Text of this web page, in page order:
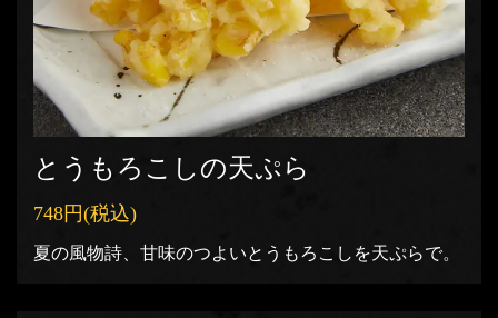
とうもろこしの天ぷら
748円(税込)
夏の風物詩、甘味のつよいとうもろこしを天ぷらで。